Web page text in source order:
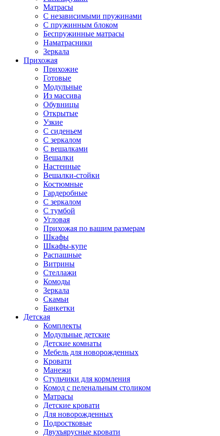
Матрасы
С независимыми пружинами
С пружинным блоком
Беспружинные матрасы
Наматрасники
Зеркала
Прихожая
Прихожие
Готовые
Модульные
Из массива
Обувницы
Открытые
Узкие
С сиденьем
С зеркалом
С вешалками
Вешалки
Настенные
Вешалки-стойки
Костюмные
Гардеробные
С зеркалом
С тумбой
Угловая
Прихожая по вашим размерам
Шкафы
Шкафы-купе
Распашные
Витрины
Стеллажи
Комоды
Зеркала
Скамьи
Банкетки
Детская
Комплекты
Модульные детские
Детские комнаты
Мебель для новорожденных
Кровати
Манежи
Стульчики для кормления
Комод с пеленальным столиком
Матрасы
Детские кровати
Для новорожденных
Подростковые
Двухъярусные кровати